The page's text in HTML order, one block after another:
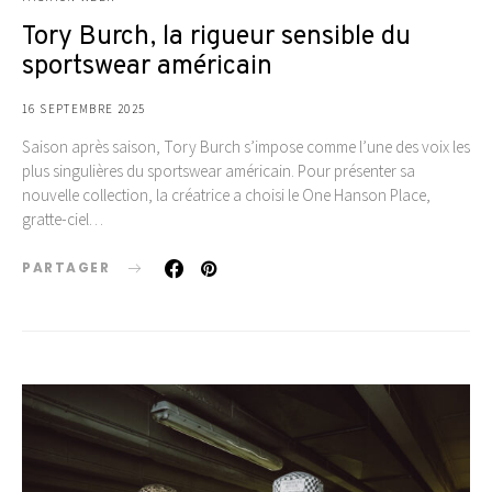
Tory Burch, la rigueur sensible du
sportswear américain
16 SEPTEMBRE 2025
Saison après saison, Tory Burch s’impose comme l’une des voix les
plus singulières du sportswear américain. Pour présenter sa
nouvelle collection, la créatrice a choisi le One Hanson Place,
gratte-ciel…
PARTAGER